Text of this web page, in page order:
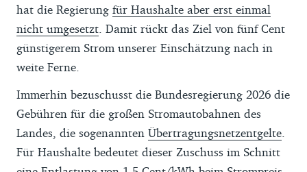
hat die Regierung für Haushalte aber erst einmal
nicht umgesetzt . Damit rückt das Ziel von fünf Cent
günstigerem Strom unserer Einschätzung nach in
weite Ferne.
Immerhin bezuschusst die Bundesregierung 2026 die
Gebühren für die großen Stromautobahnen des
Landes, die sogenannten Übertragungsnetzentgelte
Für Haushalte bedeutet dieser Zuschuss im Schnitt